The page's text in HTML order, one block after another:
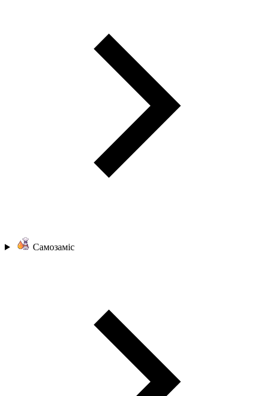
Самозаміс